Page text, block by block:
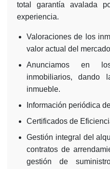
total garantía avalada
experiencia.
Valoraciones de los
valor actual del
Anunciamos en
inmobiliarios, dando
inmueble.
Información periódica
Certificados de
Gestión integral del
contratos de
gestión de